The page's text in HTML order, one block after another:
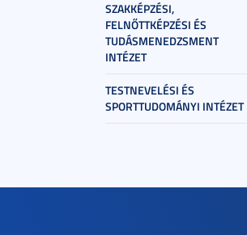
SZAKKÉPZÉSI,
FELNŐTTKÉPZÉSI ÉS
TUDÁSMENEDZSMENT
INTÉZET
TESTNEVELÉSI ÉS
SPORTTUDOMÁNYI INTÉZET